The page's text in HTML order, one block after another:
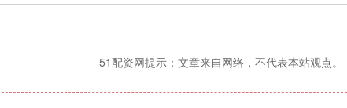
51配资网提示：文章来自网络，不代表本站观点。